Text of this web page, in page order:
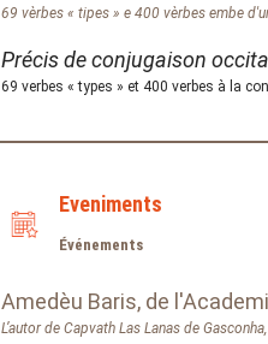
69 vèrbes « tipes » e 400 vèrbes embe
Précis de conjugaison
69 verbes « types » et 400 verbes à la
Eveniments
Événements
Amedèu Baris, de
L’autor deCapvath Las Lanas de Gasconha